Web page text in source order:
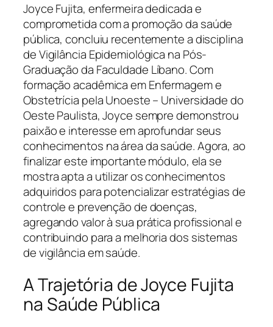
Joyce Fujita, enfermeira dedicada e
comprometida com a promoção da saúde
pública, concluiu recentemente a disciplina
de Vigilância Epidemiológica na Pós-
Graduação da Faculdade Líbano. Com
formação acadêmica em Enfermagem e
Obstetrícia pela Unoeste – Universidade do
Oeste Paulista, Joyce sempre demonstrou
paixão e interesse em aprofundar seus
conhecimentos na área da saúde. Agora, ao
finalizar este importante módulo, ela se
mostra apta a utilizar os conhecimentos
adquiridos para potencializar estratégias de
controle e prevenção de doenças,
agregando valor à sua prática profissional e
contribuindo para a melhoria dos sistemas
de vigilância em saúde.
A Trajetória de Joyce Fujita
na Saúde Pública